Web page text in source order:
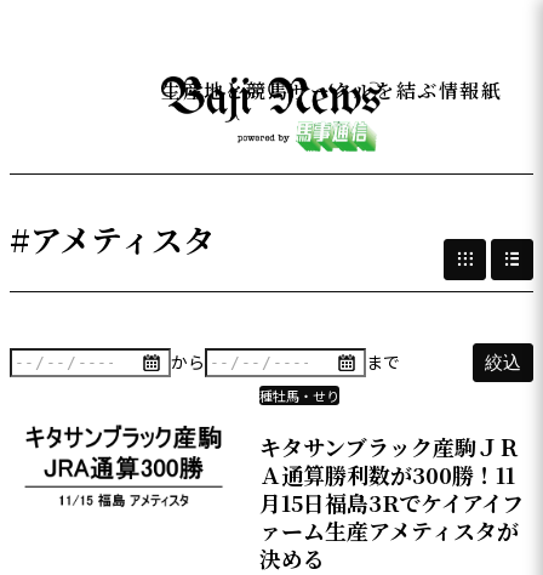
生産地と競馬サークルを結ぶ情報紙
#アメティスタ
から まで 絞込
種牡馬・せり
キタサンブラック産駒ＪＲ
Ａ通算勝利数が300勝！11
月15日福島3Rでケイアイフ
ァーム生産アメティスタが
決める